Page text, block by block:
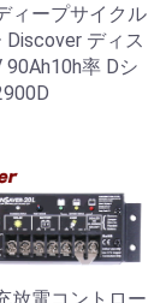
ィープサイクル
Discover ディス
90Ah10h率 Dシ